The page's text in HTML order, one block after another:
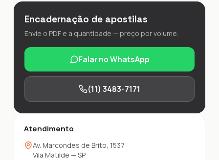
Encadernação de apostilas
Envie o PDF e a quantidade — preço por volume.
Falar no WhatsApp
(11) 3483-7171
Atendimento
Av. Marcondes de Brito, 1537
Vila Matilde — SP